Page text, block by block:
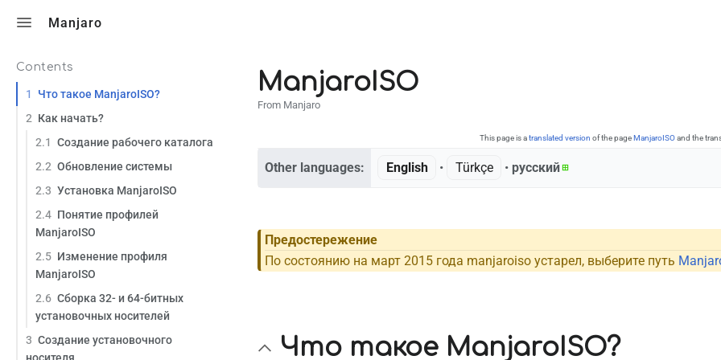
Manjaro
ManjaroISO
From Manjaro
This page is atranslated version of the pageManjaroISOand the
Other languages: English • ‎ Türkçe • ‎ русский
Contents
1
Что такое ManjaroISO?
2 Как начать?
2.1
Создание рабочего каталога
2.2 Обновление системы
2.3 Установка ManjaroISO
2.4 Понятие профилей
ManjaroISO
2.5 Изменение профиля
ManjaroISO
2.6 Сборка 32- и 64-битных
установочных носителей
3 Создание установочного
носителя
Предостережение
По состоянию на март 2015 года manjaroiso устарел, выберите путь
Что такое ManjaroISO?